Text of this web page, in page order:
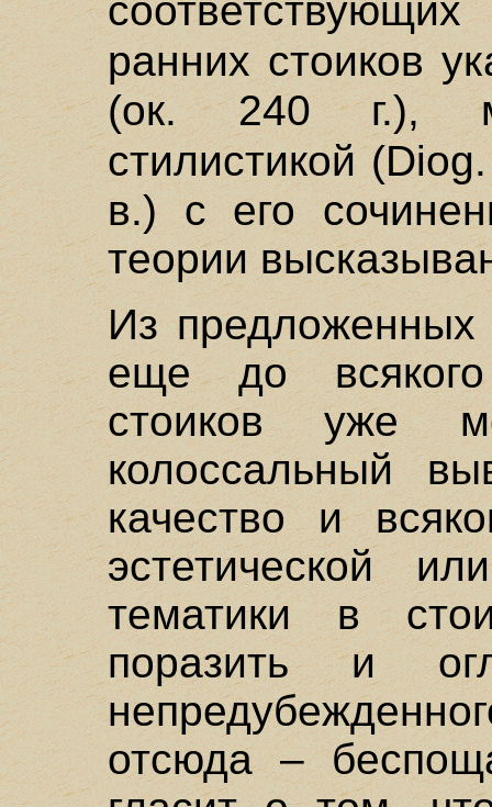
ранних стоиков
(ок. 240 г.),
стилистикой
в.) с его
теории
Из предложенных
еще до всякого
стоиков уже
колоссальный
качество и
эстетической
тематики в
поразить и
отсюда –